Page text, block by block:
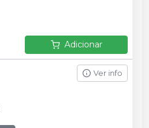
Adicionar
Ver info